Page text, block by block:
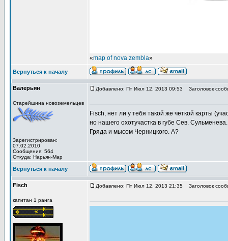
«map of nova zembla»
Вернуться к началу
Валерьян
Старейшина новоземельцев
Зарегистрирован:
07.02.2010
Сообщения: 564
Откуда: Нарьян-Мар
Добавлено: Пт Июл 12, 2013 09:53 Заголовок
Fisch, нет ли у тебя такой же четкой карты
но нашего охотучастка в губе Сев.
Гряда и мысом Черницкого. А?
Вернуться к началу
Fisch
капитан 1 ранга
Добавлено: Пт Июл 12, 2013 21:35 Заголовок